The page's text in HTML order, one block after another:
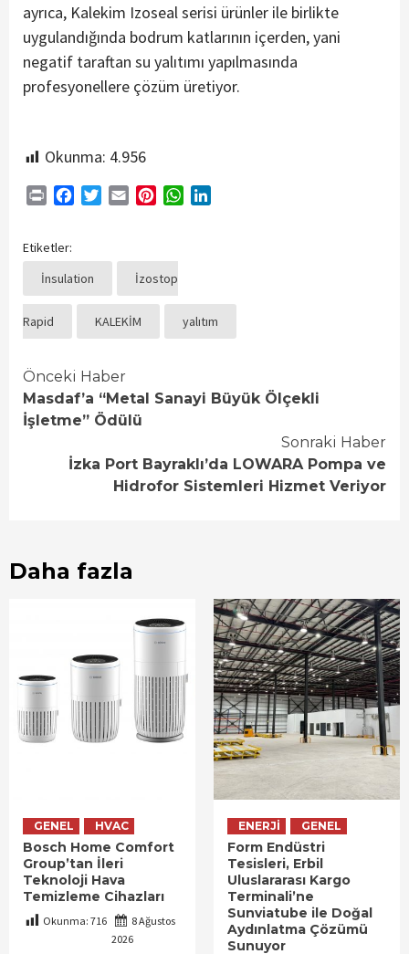
ayrıca, Kalekim Izoseal serisi ürünler ile birlikte
uygulandığında bodrum katlarının içerden, yani
negatif taraftan su yalıtımı yapılmasında
profesyonellere çözüm üretiyor.
Okunma: 4.956
Print FacebookTwitterEmail PinterestWhatsApp
Etiketler:
İnsulation
İzostop
Rapid KALEKİM yalıtım
Continue
Reading
Önceki Haber
Masdaf’a “Metal Sanayi Büyük Ölçekli
İşletme” Ödülü
Sonraki Haber
İzka Port Bayraklı’da LOWARA Pompa ve
Hidrofor Sistemleri Hizmet Veriyor
Daha fazla
GENEL HVAC
Bosch Home Comfort
Group’tan İleri
Teknoloji Hava
Temizleme Cihazları
Okunma: 716
8 Ağustos
2026
ENERJI GENEL
Form Endüstri
Tesisleri, Erbil
Uluslararası Kargo
Terminali’ne
Sunviatube ile Doğal
Aydınlatma Çözümü
Sunuyor